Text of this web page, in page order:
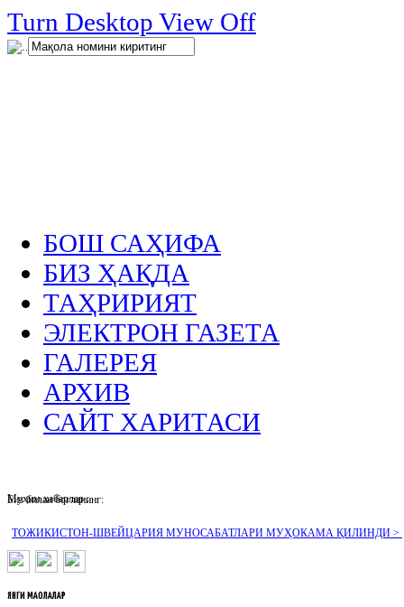
Turn Desktop View Off
.
БОШ САҲИФА
БИЗ ҲАҚДА
ТАҲРИРИЯТ
ЭЛЕКТРОН ГАЗЕТА
ГАЛЕРЕЯ
АРХИВ
САЙТ ХАРИТАСИ
Муҳим хабарлар :
ТОЖИКИСТОН-ШВЕЙЦАРИЯ МУНОСАБАТЛАРИ МУҲОКАМА ҚИЛИНДИ >
Биз билан боғланинг:
ЯНГИ МАҚОЛАЛАР